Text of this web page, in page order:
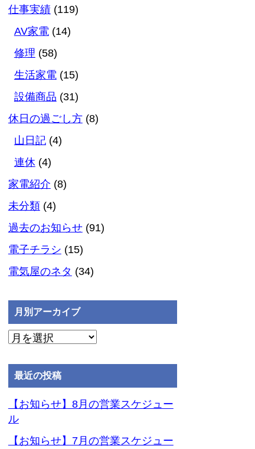
仕事実績(119)
AV家電(14)
修理 (58)
生活家電(15)
設備商品 (31)
休日の過ごし方(8)
山日記(4)
連休(4)
家電紹介 (8)
未分類(4)
過去のお知らせ(91)
電子チラシ (15)
電気屋のネタ (34)
月別アーカイブ
月
ア
ー
カ
イ
ブ
最近の投稿
【お知らせ】8月の営業スケジュー
ル
【お知らせ】7月の営業スケジュー